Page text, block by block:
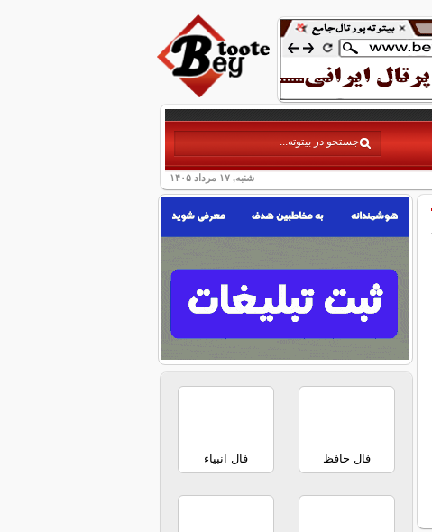
شنبه, ۱۷ مرداد ۱۴۰۵
فال حافظ فال انبیاء